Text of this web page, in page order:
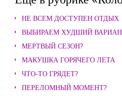
НЕ ВСЕМ ДОСТУПЕН ОТДЫХ
ВЫБИРАЕМ ХУДШИЙ
МЕРТВЫЙ СЕЗОН?
МАКУШКА ГОРЯЧЕГО ЛЕТА
ЧТО-ТО ГРЯДЕТ?
ПЕРЕЛОМНЫЙ МОМЕНТ?